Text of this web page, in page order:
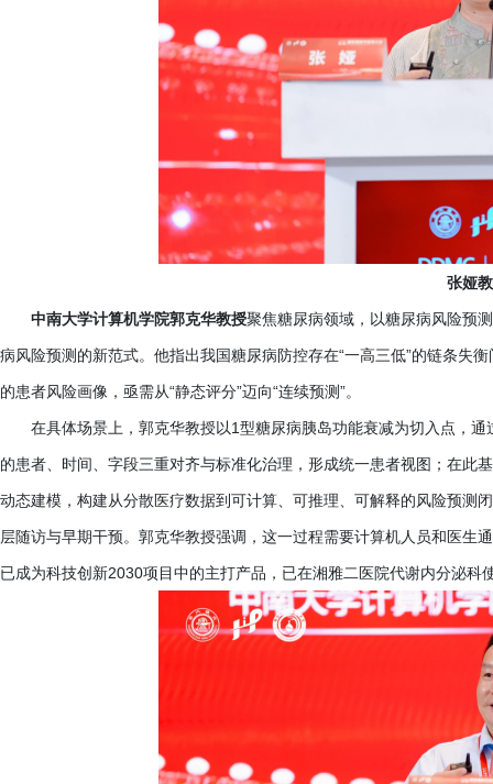
张娅
中南大学计算机学院郭克华教授聚焦糖尿病领域，以糖尿病风险预测
病风险预测的新范式。他指出我国糖尿病防控存在“一高三低”的链条失
的患者风险画像，亟需从“静态评分”迈向“连续预测”。
在具体场景上，郭克华教授以1型糖尿病胰岛功能衰减为切入点，
的患者、时间、字段三重对齐与标准化治理，形成统一患者视图；在此
动态建模，构建从分散医疗数据到可计算、可推理、可解释的风险预测
层随访与早期干预。郭克华教授强调，这一过程需要计算机人员和医生
已成为科技创新2030项目中的主打产品，已在湘雅二医院代谢内分泌科